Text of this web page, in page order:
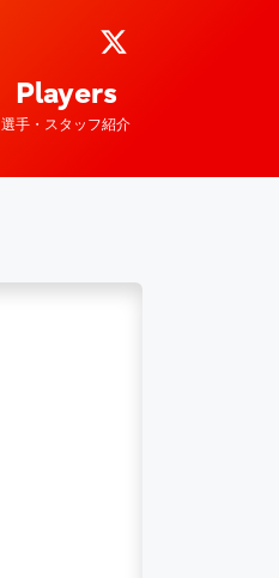
Players
選手・スタッフ紹介